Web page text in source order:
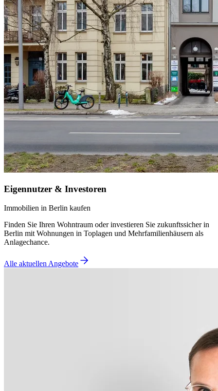
Eigennutzer & Investoren
Immobilien in Berlin kaufen
Finden Sie Ihren Wohntraum oder investieren Sie zukunftssicher in
Berlin mit Wohnungen in Toplagen und Mehrfamilienhäusern als
Anlagechance.
Alle aktuellen Angebote